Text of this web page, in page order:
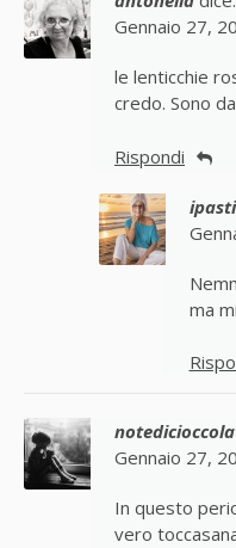
Gennaio 27,
le lenticchie
credo. Sono
Rispondi
ma
Gennaio 27,
In questo
vero